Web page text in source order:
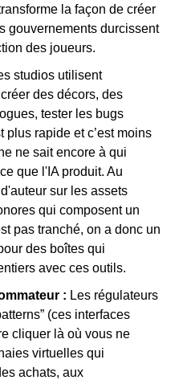
la façon de créer
gouvernements durcissent
des joueurs.
studios utilisent
des décors, des
tester les bugs
plus rapide et c’est moins
ne sait encore à qui
que l'IA produit. Au
sur les assets
qui composent un
pas tranché, on a donc un
des boîtes qui
avec ces outils.
: Les régulateurs
(ces interfaces
cliquer là où vous ne
virtuelles qui
achats, aux